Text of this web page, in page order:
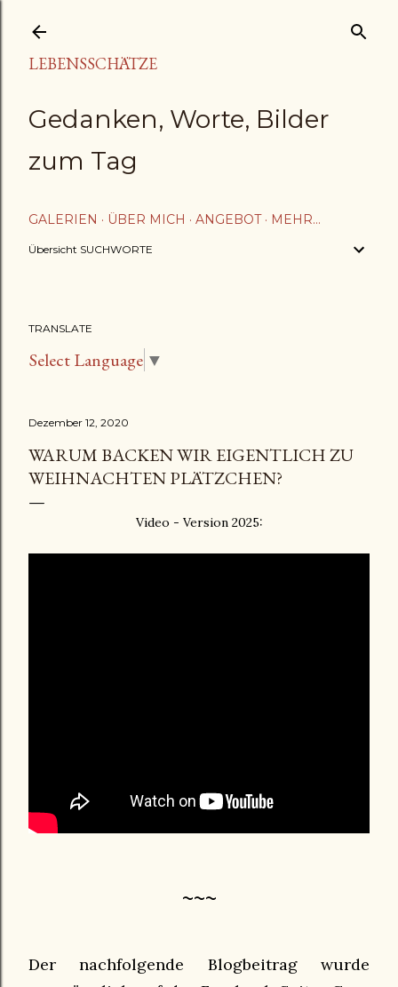
LEBENSSCHÄTZE
Gedanken, Worte, Bilder
zum Tag
GALERIEN ÜBER MICH ANGEBOT MEHR…
Übersicht SUCHWORTE
TRANSLATE
Select Language ▼
Dezember 12, 2020
WARUM BACKEN WIR EIGENTLICH ZU
WEIHNACHTEN PLÄTZCHEN?
Video - Version 2025:
~~~
Der nachfolgende Blogbeitrag wurde